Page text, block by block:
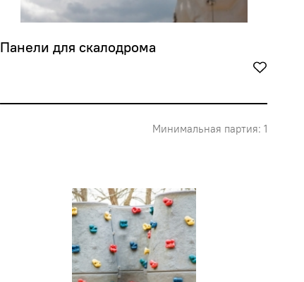
Панели для скалодрома
Минимальная партия: 1